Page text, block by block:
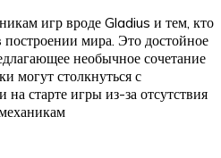
игр вроде Gladius и тем, кто
мира. Это достойное
необычное сочетание
могут столкнуться с
старте игры из-за отсутствия